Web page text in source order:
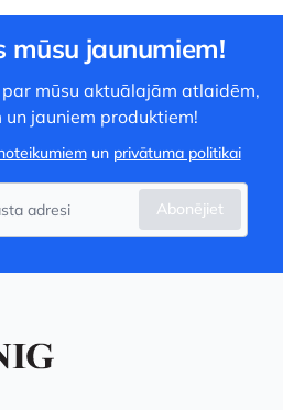
mūsu jaunumiem!
mūsu aktuālajām atlaidēm,
jauniem produktiem!
un privātuma politikai
Abonējiet